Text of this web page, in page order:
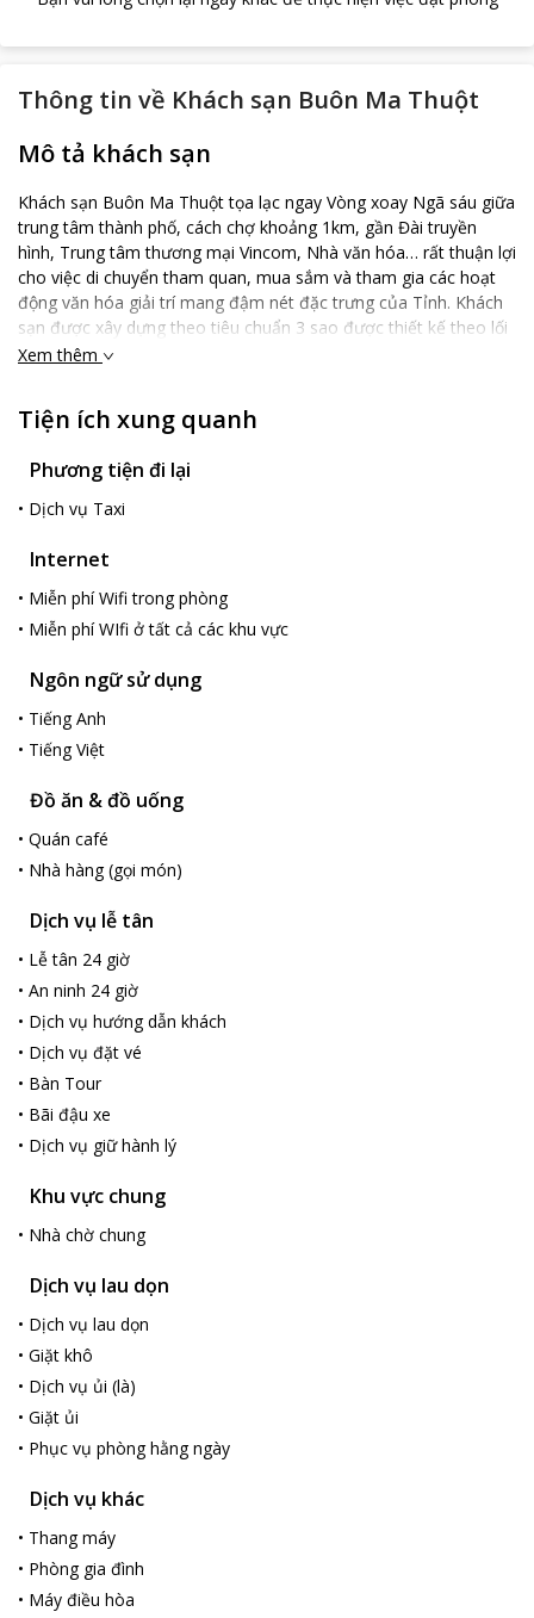
Thông tin về Khách sạn Buôn Ma Thuột
Mô tả khách sạn
Khách sạn Buôn Ma Thuột tọa lạc ngay Vòng xoay Ngã sáu giữa
trung tâm thành phố, cách chợ khoảng 1km, gần Đài truyền
hình, Trung tâm thương mại Vincom, Nhà văn hóa… rất thuận lợi
cho việc di chuyển tham quan, mua sắm và tham gia các hoạt
động văn hóa giải trí mang đậm nét đặc trưng của Tỉnh. Khách
sạn được xây dựng theo tiêu chuẩn 3 sao được thiết kế theo lối
kiến trúc hiện đại, nội thất sang trọng. Với quy mô 6 tầng gồm 50
phố mang lại cảm giác thư giãn, thoải mái khi lưu trú. Ngoài ra
Xem thêm
Tiện ích xung quanh
Phương tiện đi lại
• Dịch vụ Taxi
Internet
• Miễn phí Wifi trong phòng
• Miễn phí WIfi ở tất cả các khu vực
Ngôn ngữ sử dụng
• Tiếng Anh
• Tiếng Việt
Đồ ăn & đồ uống
• Quán café
• Nhà hàng (gọi món)
Dịch vụ lễ tân
• Lễ tân 24 giờ
• An ninh 24 giờ
• Dịch vụ hướng dẫn khách
• Dịch vụ đặt vé
• Bàn Tour
• Bãi đậu xe
• Dịch vụ giữ hành lý
Khu vực chung
• Nhà chờ chung
Dịch vụ lau dọn
• Dịch vụ lau dọn
• Giặt khô
• Dịch vụ ủi (là)
• Giặt ủi
• Phục vụ phòng hằng ngày
Dịch vụ khác
• Thang máy
• Phòng gia đình
• Máy điều hòa